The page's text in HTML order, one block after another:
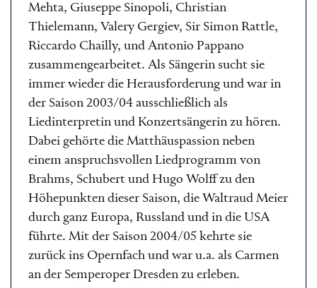
Mehta, Giuseppe Sinopoli, Christian
Thielemann, Valery Gergiev, Sir Simon Rattle,
Riccardo Chailly, und Antonio Pappano
zusammengearbeitet. Als Sängerin sucht sie
immer wieder die Herausforderung und war in
der Saison 2003/04 ausschließlich als
Liedinterpretin und Konzertsängerin zu hören.
Dabei gehörte die Matthäuspassion neben
einem anspruchsvollen Liedprogramm von
Brahms, Schubert und Hugo Wolff zu den
Höhepunkten dieser Saison, die Waltraud Meier
durch ganz Europa, Russland und in die USA
führte. Mit der Saison 2004/05 kehrte sie
zurück ins Opernfach und war u.a. als Carmen
an der Semperoper Dresden zu erleben.